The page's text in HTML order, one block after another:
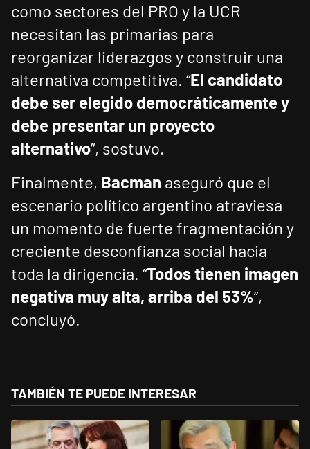
como sectores del PRO y la UCR
necesitan las primarias para
reorganizar liderazgos y construir una
alternativa competitiva. “El candidato
debe ser elegido democráticamente y
debe presentar un proyecto
alternativo”, sostuvo.
Finalmente, Bacman aseguró que el
escenario político argentino atraviesa
un momento de fuerte fragmentación y
creciente desconfianza social hacia
toda la dirigencia. “Todos tienen imagen
negativa muy alta, arriba del 53%”,
concluyó.
TAMBIÉN TE PUEDE INTERESAR